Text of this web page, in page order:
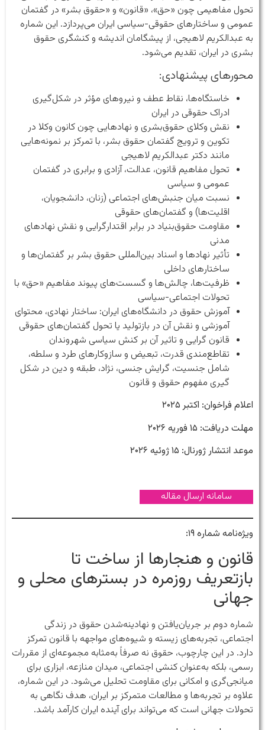
تحول مفاهیمی چون «حق»، «قانون» و «حقوق بشر» در گفتمان
عمومی و ساختارهای حقوقی-سیاسی ایران می‌پردازد. این شماره
به‌ عبدالکریم لاهیجی، از پیشگامان اندیشه و کنشگری حقوق
بشری در ایران، تقدیم می‌شود.
محورهای پیشنهادی:
خاستگاه‌ها، نقاط عطف و نیروهای مؤثر در شکل‌گیری
ادراک حقوقی در ایران
نقش وکلای حقوق‌بشری و نهادهایی چون کانون وکلا در
تکوین و ترویج گفتمان حقوق بشر، با تمرکز بر نمونه‌هایی
مانند دکتر عبدالکریم لاهیجی
تحول مفاهیم قانون، عدالت، آزادی و برابری در گفتمان
عمومی و سیاسی
نسبت میان جنبش‌های اجتماعی (زنان، دانشجویان،
اقلیت‌ها) و گفتمان‌های حقوقی
مقاومت حقوق‌بنیاد در برابر اقتدارگرایی و نقش نهادهای
مدنی
تأثیر نهادها و اسناد بین‌المللی حقوق بشر بر گفتمان‌ها و
ساختارهای داخلی
ظرفیت‌ها، چالش‌ها و گسست‌های پیوند مفاهیم «حق» با
تحولات اجتماعی-سیاسی
آموزش حقوق در دانشگاه‌های ایران: ساختار نهادی، محتوای
آموزشی و نقش آن در بازتولید یا تحول گفتمان‌های حقوقی
قانون گرایی و تاثیر آن بر کنش سیاسی شهروندان
تقاطع‌مندی قدرت، تبعیض و سازوکارهای طرد و سلطه،
شامل جنسیت، گرایش جنسی، نژاد، طبقه و دین در شکل
گیری مفهوم حقوق و قانون
اعلام فراخوان: اکتبر ۲۰۲۵
مهلت دریافت: ۱۵ فوریه ۲۰۲۶
موعد انتشار ژورنال: ۱۵ ژوئیه ۲۰۲۶
سامانه ارسال مقاله
ویژه‌نامه شماره ۱۹:
قانون و هنجارها از ساخت تا
بازتعریف روزمره در بسترهای محلی و
جهانی
شماره دوم بر جریان‌یافتن و نهادینه‌شدن حقوق در زندگی
اجتماعی، تجربه‌های زیسته و شیوه‌های مواجهه با قانون تمرکز
دارد. در این چارچوب، حقوق نه صرفاً به‌مثابه مجموعه‌ای از مقررات
رسمی، بلکه به‌عنوان کنشی اجتماعی، میدان منازعه، ابزاری برای
میانجی‌گری و امکانی برای مقاومت تحلیل می‌شود. در این شماره،
علاوه بر تجربه‌ها و مطالعات متمرکز بر ایران، هدف نگاهی به
تحولات جهانی است که می‌تواند برای آینده ایران کارآمد باشد.